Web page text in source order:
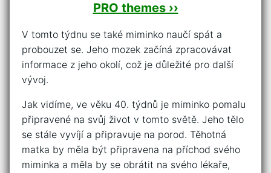
PRO themes ››
V tomto týdnu se také miminko naučí spát a
probouzet se. Jeho mozek začíná zpracovávat
informace z jeho okolí, což je důležité pro další
vývoj.
Jak vidíme, ve věku 40. týdnů je miminko pomalu
připravené na svůj život v tomto světě. Jeho tělo
se stále vyvíjí a připravuje na porod. Těhotná
matka by měla být připravena na příchod svého
miminka a měla by se obrátit na svého lékaře,